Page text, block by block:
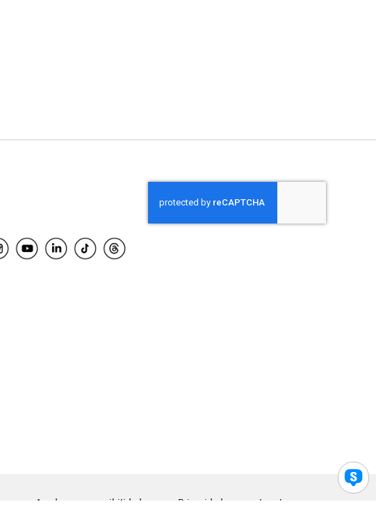
Ayuda para accesibilidad Privacidad Legal